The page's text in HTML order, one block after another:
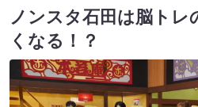
ノンスタ石田は脳トレ
くなる！？